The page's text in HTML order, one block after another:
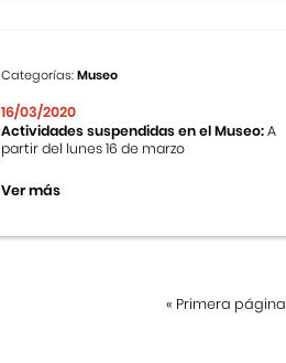
Categorías:Museo
16/03/2020
Actividades suspendidas en el Museo:A
partir del lunes 16 de marzo
Ver más
« Primera página